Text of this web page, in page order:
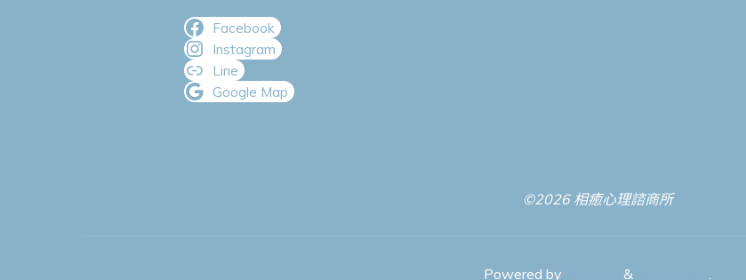
Facebook
Instagram
Line
Google Map
©2026 相癒心理諮商所
Powered by &